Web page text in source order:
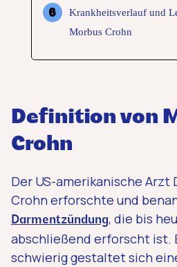
Krankheitsverlauf und
Morbus Crohn
Definition von
Crohn
Der US-amerikanische Arzt
Crohn erforschte und
Darmentzündung, die bis
abschließend erforscht ist.
schwierig gestaltet sich